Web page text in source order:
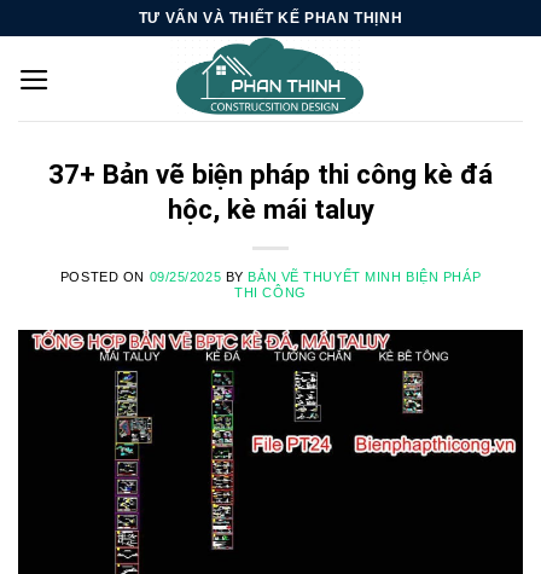
content
TƯ VẤN VÀ THIẾT KẾ PHAN THỊNH
37+ Bản vẽ biện pháp thi công kè đá
hộc, kè mái taluy
POSTED ON 09/25/2025 BYBẢN VẼ THUYẾT MINH BIỆN PHÁP
THI CÔNG